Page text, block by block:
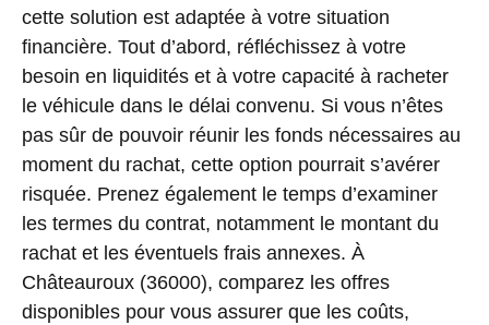
cette solution est adaptée à votre situation
financière. Tout d’abord, réfléchissez à votre
besoin en liquidités et à votre capacité à racheter
le véhicule dans le délai convenu. Si vous n’êtes
pas sûr de pouvoir réunir les fonds nécessaires au
moment du rachat, cette option pourrait s’avérer
risquée. Prenez également le temps d’examiner
les termes du contrat, notamment le montant du
rachat et les éventuels frais annexes. À
Châteauroux (36000), comparez les offres
disponibles pour vous assurer que les coûts,